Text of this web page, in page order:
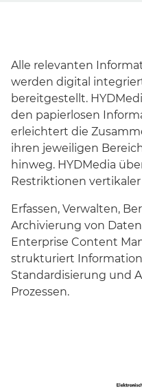
Alle relevanten
werden digital
bereitgestellt.
den papierlosen
erleichtert die
ihren jeweiligen
hinweg. HYDMedia
Restriktionen
Erfassen, Verwalten,
Archivierung von
Enterprise Content
strukturiert
Standardisierung und
Prozessen.